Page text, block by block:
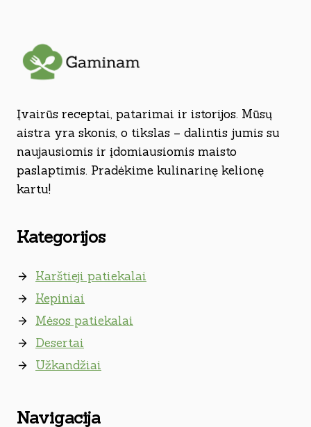
Įvairūs receptai, patarimai ir istorijos. Mūsų
aistra yra skonis, o tikslas – dalintis jumis su
naujausiomis ir įdomiausiomis maisto
paslaptimis. Pradėkime kulinarinę kelionę
kartu!
Kategorijos
Karštieji patiekalai
Kepiniai
Mėsos patiekalai
Desertai
Užkandžiai
Navigacija